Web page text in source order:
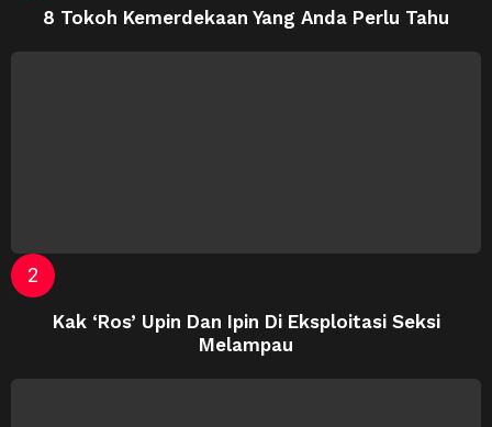
8 Tokoh Kemerdekaan Yang Anda Perlu Tahu
Kak ‘Ros’ Upin Dan Ipin Di Eksploitasi Seksi
Melampau